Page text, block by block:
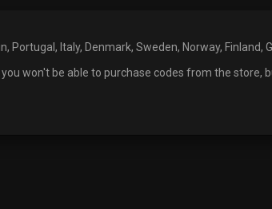
Portugal, Italy, Denmark, Sweden, Norway, Finland,
won't be able to purchase codes from the store,